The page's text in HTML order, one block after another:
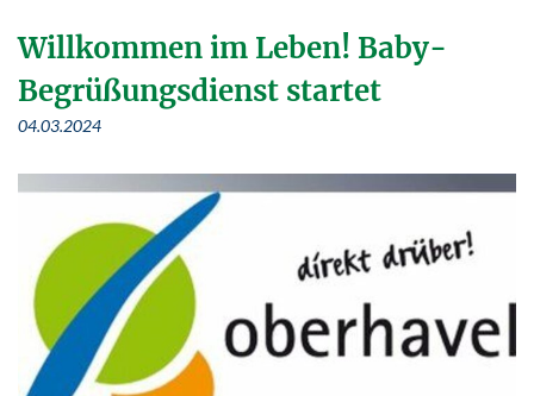
Willkommen im Leben! Baby-
Begrüßungsdienst startet
04.03.2024